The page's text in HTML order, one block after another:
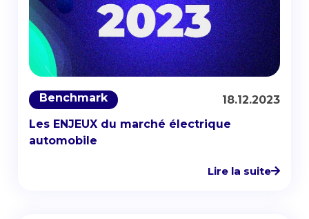
Benchmark
18.12.2023
Les ENJEUX du marché électrique
automobile
Lire la suite